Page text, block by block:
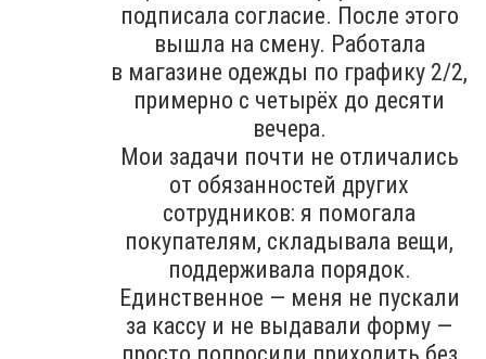
подписала согласие. После этого
вышла на смену. Работала
в магазине одежды по графику 2/2,
примерно с четырёх до десяти
вечера.
Мои задачи почти не отличались
от обязанностей других
сотрудников: я помогала
покупателям, складывала вещи,
поддерживала порядок.
Единственное — меня не пускали
за кассу и не выдавали форму —